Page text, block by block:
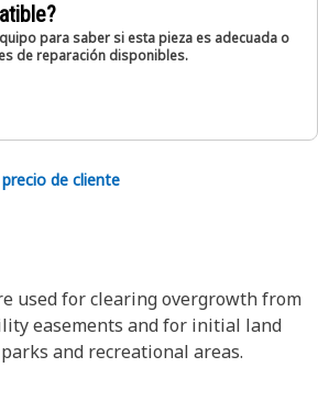
para saber si esta pieza es adecuada o
de reparación disponibles.
de cliente
used for clearing overgrowth from
easements and for initial land
and recreational areas.